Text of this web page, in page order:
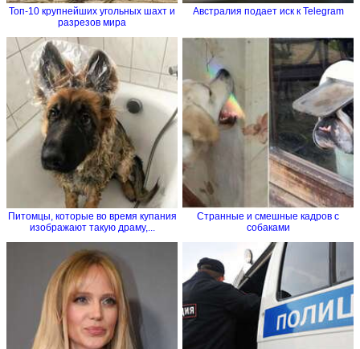
Топ-10 крупнейших угольных шахт и
разрезов мира
Австралия подает иск к Telegram
Питомцы, которые во время купания
изображают такую драму,...
Странные и смешные кадров с
собаками